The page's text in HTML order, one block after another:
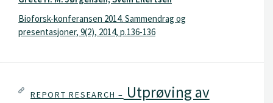
Bioforsk-konferansen 2014. Sammendrag og
presentasjoner, 9(2), 2014, p.136-136
REPORT RESEARCH – Utprøving av